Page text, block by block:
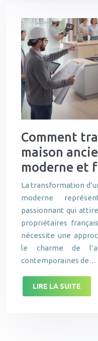
Comment
maison
moderne et
La transformation
moderne
passionnant qui
propriétaires
nécessite une
le charme de
contemporaines de…
LIRE LA SUITE